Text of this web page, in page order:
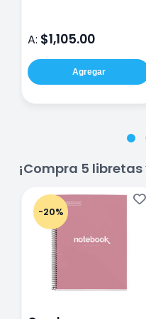
A: $1,105.00
Agregar
¡Compra 5 libretas
-20%